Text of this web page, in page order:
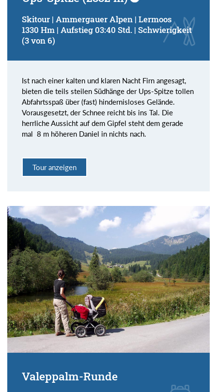
Skitour | Ammergauer Alpen | Lermoos
1330 Hm | Aufstieg 03:40 Std. | Schwierigkeit
(3 von 6)
Ist nach einer kalten und klaren Nacht Firn angesagt,
bieten die teils steilen Südhänge der Ups-Spitze tollen
Abfahrtsspaß über (fast) hindernisloses Gelände.
Vorausgesetzt, der Schnee reicht bis ins Tal. Die
herrliche Aussicht auf dem Gipfel steht dem gerade
mal 8 m höheren Daniel in nichts nach.
Tour anzeigen
Valeppalm-Runde